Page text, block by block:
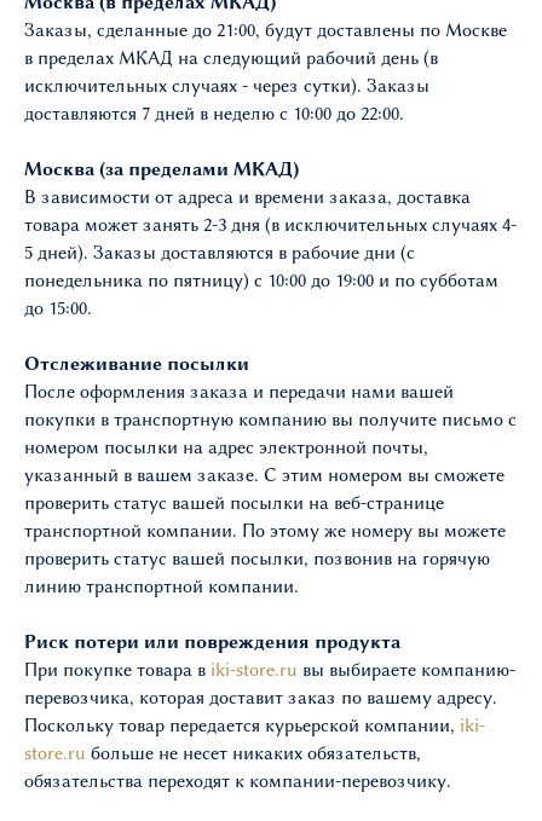
Заказы, сделанные до 21:00, будут доставлены по Москве
в пределах МКАД на следующий рабочий день (в
исключительных случаях - через сутки). Заказы
доставляются 7 дней в неделю с 10:00 до 22:00.
Москва (за пределами МКАД)
В зависимости от адреса и времени заказа, доставка
товара может занять 2-3 дня (в исключительных случаях 4-
5 дней). Заказы доставляются в рабочие дни (с
понедельника по пятницу) с 10:00 до 19:00 и по субботам
до 15:00.
Отслеживание посылки
После оформления заказа и передачи нами вашей
покупки в транспортную компанию вы получите письмо с
номером посылки на адрес электронной почты,
указанный в вашем заказе. С этим номером вы сможете
проверить статус вашей посылки на веб-странице
транспортной компании. По этому же номеру вы можете
проверить статус вашей посылки, позвонив на горячую
линию транспортной компании.
Риск потери или повреждения продукта
При покупке товара в iki-store.ru вы выбираете компанию-
перевозчика, которая доставит заказ по вашему адресу.
Поскольку товар передается курьерской компании, iki-
store.ru больше не несет никаких обязательств,
обязательства переходят к компании-перевозчику.